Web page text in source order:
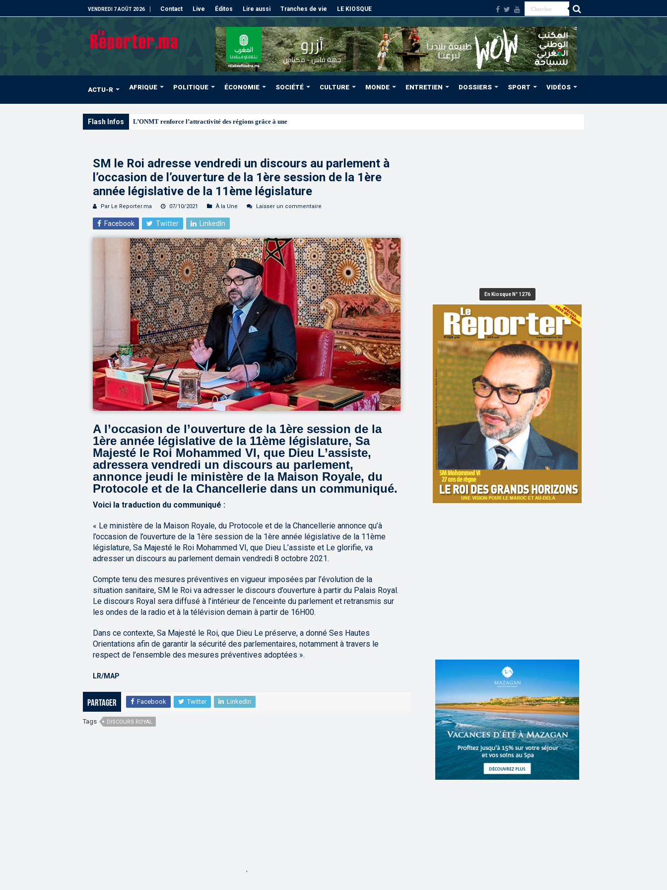
VENDREDI 7 AOÛT 2026 Contact Live Éditos Lire aussi Tranches de vie LE KIOSQUE
ACTU-R AFRIQUE POLITIQUE ÉCONOMIE SOCIÉTÉ CULTURE MONDE ENTRETIEN DOSSIERS SPORT VIDÉOS
Flash Infos L’ONMT renforce l’attractivité des régions grâce à une connectivité aérienne historique de Ryanai
SM le Roi adresse vendredi un discours au parlement à
l’occasion de l’ouverture de la 1ère session de la 1ère
année législative de la 11ème législature
Par Le Reporter.ma 07/10/2021 À la Une Laisser un commentaire
Facebook Twitter LinkedIn
A l’occasion de l’ouverture de la 1ère session de la
1ère année législative de la 11ème législature, Sa
Majesté le Roi Mohammed VI, que Dieu L’assiste,
adressera vendredi un discours au parlement,
annonce jeudi le ministère de la Maison Royale, du
Protocole et de la Chancellerie dans un communiqué.
Voici la traduction du communiqué :
« Le ministère de la Maison Royale, du Protocole et de la Chancellerie annonce qu’à
l’occasion de l’ouverture de la 1ère session de la 1ère année législative de la 11ème
législature, Sa Majesté le Roi Mohammed VI, que Dieu L’assiste et Le glorifie, va
adresser un discours au parlement demain vendredi 8 octobre 2021.
Compte tenu des mesures préventives en vigueur imposées par l’évolution de la
situation sanitaire, SM le Roi va adresser le discours d’ouverture à partir du Palais Royal.
Le discours Royal sera diffusé à l’intérieur de l’enceinte du parlement et retransmis sur
les ondes de la radio et à la télévision demain à partir de 16H00.
Dans ce contexte, Sa Majesté le Roi, que Dieu Le préserve, a donné Ses Hautes
Orientations afin de garantir la sécurité des parlementaires, notamment à travers le
respect de l’ensemble des mesures préventives adoptées ».
LR/MAP
Partager Facebook Twitter LinkedIn
Tags DISCOURS ROYAL
En Kiosque N° 1276